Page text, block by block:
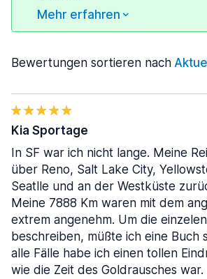
Mehr erfahren
Bewertungen sortieren nach
Kia Sportage
In SF war ich nicht lange. Meine
über Reno, Salt Lake City,
Seatlle und an der Westküste
Meine 7888 Km waren mit dem
extrem angenehm. Um die
beschreiben, müßte ich eine Buch
alle Fälle habe ich einen tollen
wie die Zeit des Goldrausches war.